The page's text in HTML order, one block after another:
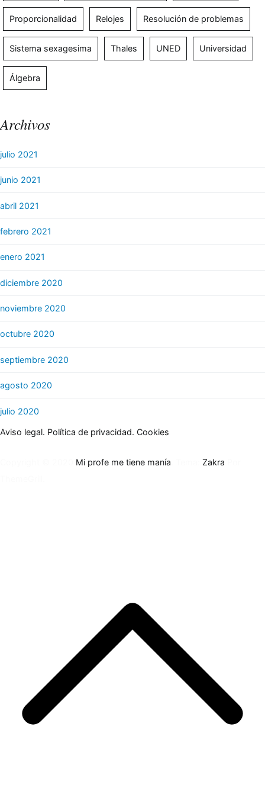
Proporcionalidad Relojes Resolución de problemas
Sistema sexagesima Thales UNED Universidad
Álgebra
Archivos
julio 2021
junio 2021
abril 2021
febrero 2021
enero 2021
diciembre 2020
noviembre 2020
octubre 2020
septiembre 2020
agosto 2020
julio 2020
Aviso legal. Política de privacidad. Cookies
Mi profe me tiene manía Zakra